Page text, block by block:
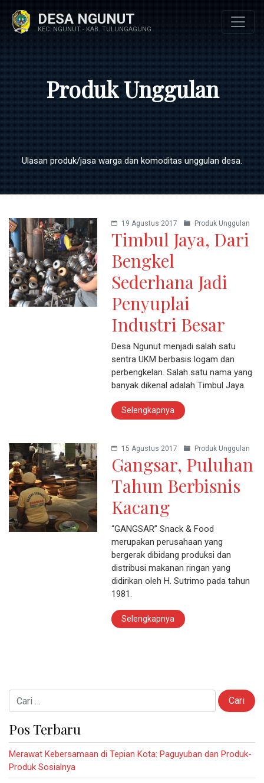
DESA NGUNUT
KEC. NGUNUT - KAB. TULUNGAGUNG
Produk Unggulan
Ulasan produk/jasa warga dan komoditas unggulan desa.
19 Agustus 2017 Produk Unggulan
Timbul Jaya, Dari
Bengkel
Sederhana Jadi
Penyuplai
Industri Besar
Desa Ngunut menjadi salah satu
sentra UKM berbasis logam dan
perbengkelan. Salah satu nama yang
banyak dikenal adalah Timbul Jaya.
Selengkapnya
15 Agustus 2017 Produk Unggulan
Gangsar, Puluhan
Tahun Berbisnis
Kacang
“GANGSAR” Snack & Food
merupakan perusahaan yang
bergerak dibidang produksi dan
distribusi makanan ringan yang
didirikan oleh H. Sutrimo pada tahun
1981.
Selengkapnya
Cari untuk:
Pos Terbaru
Merawat Kebersamaan di Tepian Kota: Paguyuban dan Produk-
Produk Sosialnya